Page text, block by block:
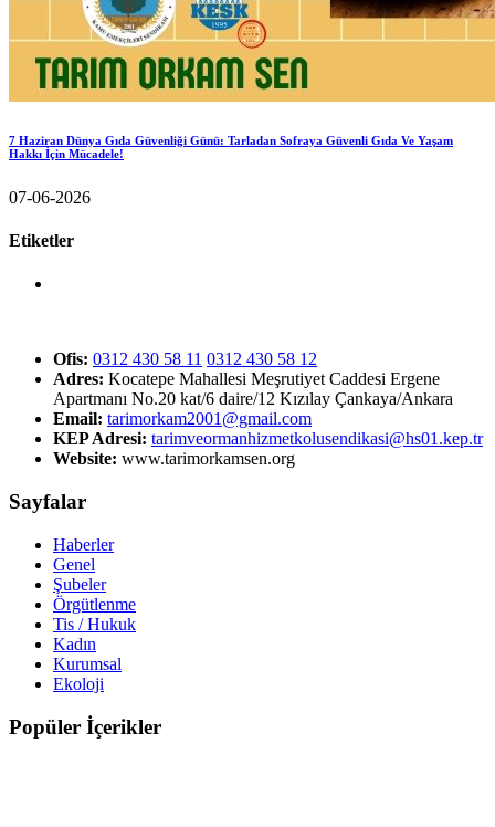
7 Haziran Dünya Gıda Güvenliği Günü: Tarladan Sofraya Güvenli Gıda Ve Yaşam
Hakkı İçin Mücadele!
07-06-2026
Etiketler
Ofis: 0312 430 58 11 0312 430 58 12
Adres: Kocatepe Mahallesi Meşrutiyet Caddesi Ergene
Apartmanı No.20 kat/6 daire/12 Kızılay Çankaya/Ankara
Email: tarimorkam2001@gmail.com
KEP Adresi: tarimveormanhizmetkolusendikasi@hs01.kep.tr
Website: www.tarimorkamsen.org
Sayfalar
Haberler
Genel
Şubeler
Örgütlenme
Tis / Hukuk
Kadın
Kurumsal
Ekoloji
Popüler İçerikler